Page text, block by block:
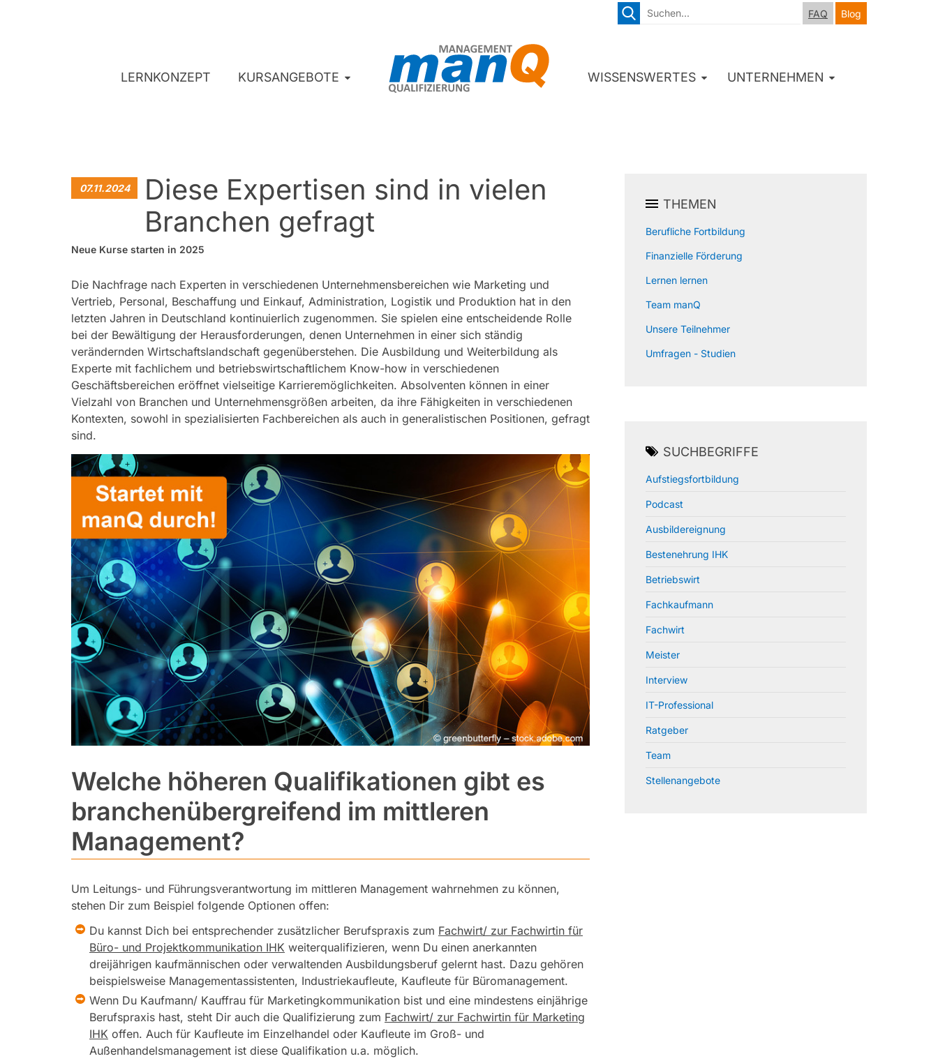
FAQ Blog
LERNKONZEPT KURSANGEBOTE WISSENSWERTES UNTERNEHMEN
07.11.2024
Diese Expertisen sind in vielen
Branchen gefragt
Neue Kurse starten in 2025
Die Nachfrage nach Experten in verschiedenen Unternehmensbereichen wie Marketing und
Vertrieb, Personal, Beschaffung und Einkauf, Administration, Logistik und Produktion hat in den
letzten Jahren in Deutschland kontinuierlich zugenommen. Sie spielen eine entscheidende Rolle
bei der Bewältigung der Herausforderungen, denen Unternehmen in einer sich ständig
verändernden Wirtschaftslandschaft gegenüberstehen. Die Ausbildung und Weiterbildung als
Experte mit fachlichem und betriebswirtschaftlichem Know-how in verschiedenen
Geschäftsbereichen eröffnet vielseitige Karrieremöglichkeiten. Absolventen können in einer
Vielzahl von Branchen und Unternehmensgrößen arbeiten, da ihre Fähigkeiten in verschiedenen
Kontexten, sowohl in spezialisierten Fachbereichen als auch in generalistischen Positionen, gefragt
sind.
Welche höheren Qualifikationen gibt es
branchenübergreifend im mittleren
Management?
Um Leitungs- und Führungsverantwortung im mittleren Management wahrnehmen zu können,
stehen Dir zum Beispiel folgende Optionen offen:
Du kannst Dich bei entsprechender zusätzlicher Berufspraxis zum Fachwirt/ zur Fachwirtin für
Büro- und Projektkommunikation IHK weiterqualifizieren, wenn Du einen anerkannten
dreijährigen kaufmännischen oder verwaltenden Ausbildungsberuf gelernt hast. Dazu gehören
beispielsweise Managementassistenten, Industriekaufleute, Kaufleute für Büromanagement.
Wenn Du Kaufmann/ Kauffrau für Marketingkommunikation bist und eine mindestens einjährige
Berufspraxis hast, steht Dir auch die Qualifizierung zum Fachwirt/ zur Fachwirtin für Marketing
IHK offen. Auch für Kaufleute im Einzelhandel oder Kaufleute im Groß- und
Außenhandelsmanagement ist diese Qualifikation u.a. möglich.
THEMEN
Berufliche Fortbildung
Finanzielle Förderung
Lernen lernen
Team manQ
Unsere Teilnehmer
Umfragen - Studien
SUCHBEGRIFFE
Aufstiegsfortbildung
Podcast
Ausbildereignung
Bestenehrung IHK
Betriebswirt
Fachkaufmann
Fachwirt
Meister
Interview
IT-Professional
Ratgeber
Team
Stellenangebote